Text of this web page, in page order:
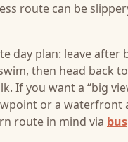
route can be
day plan: leave after
then head back
If you want a “big
or a
route in mind via bus